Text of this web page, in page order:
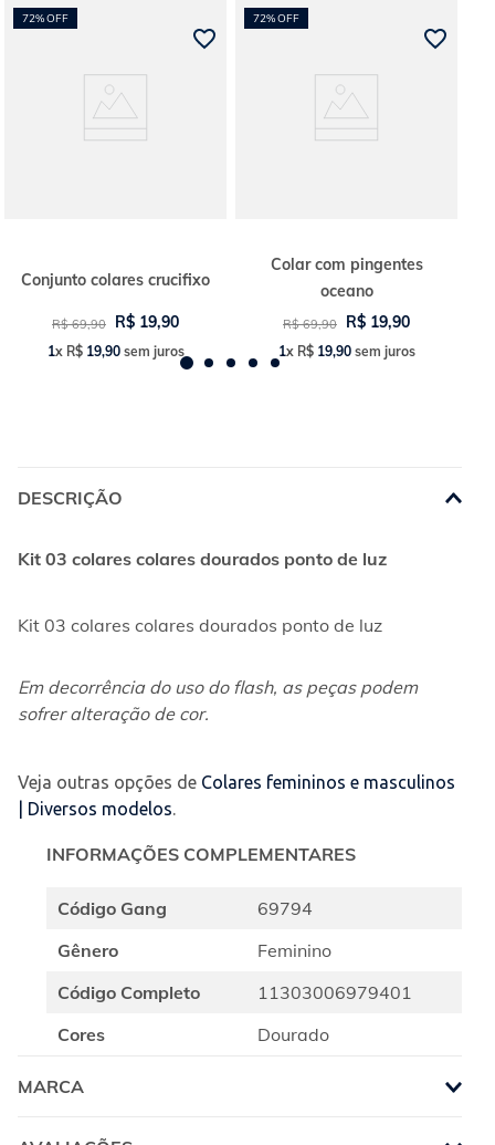
72%OFF
Conjunto colares crucifixo
R$ 69,90 R$ 19,90
1x R$ 19,90sem juros
72%OFF
Colar com pingentes
oceano
R$ 69,90 R$ 19,90
1x R$ 19,90sem juros
DESCRIÇÃO
Kit 03 colares colares dourados ponto de luz
Kit 03 colares colares dourados ponto de luz
Em decorrência do uso do flash, as peças podem
sofrer alteração de cor.
Veja outras opções de Colares femininos e masculinos
| Diversos modelos.
INFORMAÇÕES COMPLEMENTARES
Código Gang
69794
Gênero
Feminino
Código Completo
11303006979401
Cores
Dourado
MARCA